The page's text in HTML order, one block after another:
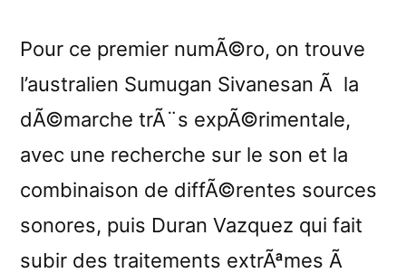
Pour ce premier numÃ©ro, on trouve
l’australien Sumugan Sivanesan Ã la
dÃ©marche trÃ¨s expÃ©rimentale,
avec une recherche sur le son et la
combinaison de diffÃ©rentes sources
sonores, puis Duran Vazquez qui fait
subir des traitements extrÃªmes Ã